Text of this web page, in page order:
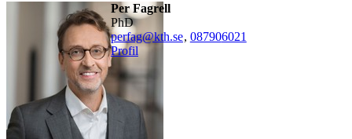
Per Fagrell
PhD
perfag@kth.se, 087906021
Profil